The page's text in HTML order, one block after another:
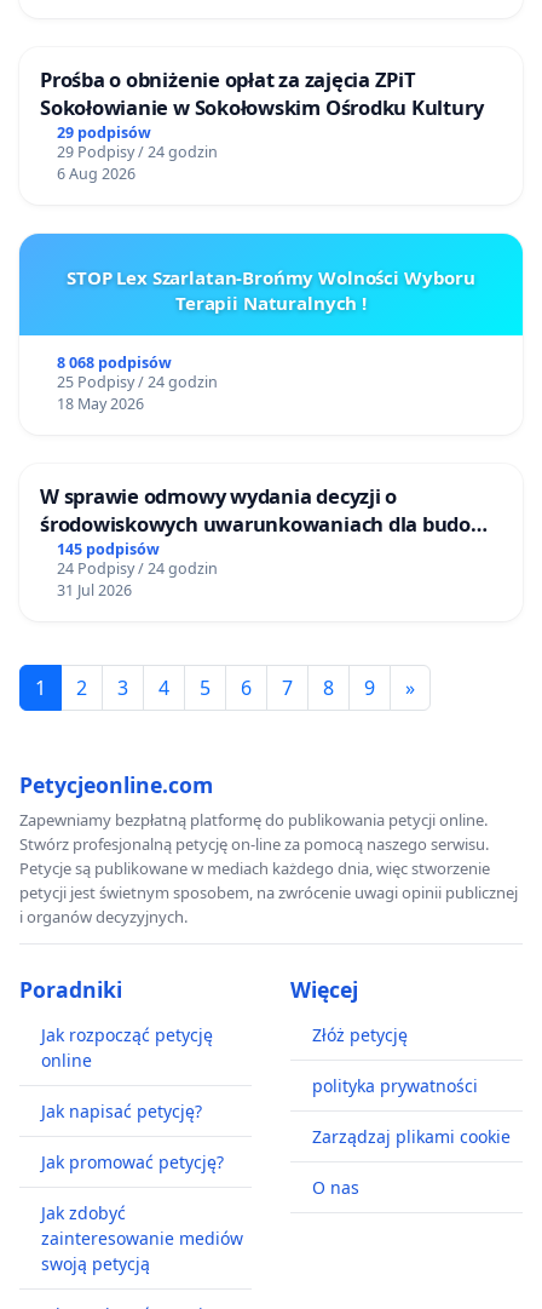
Prośba o obniżenie opłat za zajęcia ZPiT
Sokołowianie w Sokołowskim Ośrodku Kultury
29 podpisów
29 Podpisy / 24 godzin
6 Aug 2026
STOP Lex Szarlatan-Brońmy Wolności Wyboru
Terapii Naturalnych !
8 068 podpisów
25 Podpisy / 24 godzin
18 May 2026
W sprawie odmowy wydania decyzji o
środowiskowych uwarunkowaniach dla budowy
zakładu wytwarzania biometanu „Krynki” w
Ostrowiu Południowym oraz ochrony
mieszkańców i Puszczy Knyszyńskiej
145 podpisów
24 Podpisy / 24 godzin
31 Jul 2026
1 2 3 4 5 6 7 8 9 »
Petycjeonline.com
Zapewniamy bezpłatną platformę do publikowania petycji online.
Stwórz profesjonalną petycję on-line za pomocą naszego serwisu.
Petycje są publikowane w mediach każdego dnia, więc stworzenie
petycji jest świetnym sposobem, na zwrócenie uwagi opinii publicznej
i organów decyzyjnych.
Poradniki
Jak rozpocząć petycję
online
Jak napisać petycję?
Jak promować petycję?
Jak zdobyć
zainteresowanie mediów
swoją petycją
Więcej
Złóż petycję
polityka prywatności
Zarządzaj plikami cookie
O nas